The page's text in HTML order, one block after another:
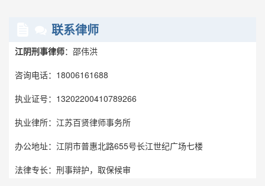
联系律师
江阴刑事律师：邵伟洪
咨询电话：18006161688
执业证号：13202200410789266
执业律所：江苏百贤律师事务所
办公地址：江阴市普惠北路655号长江世纪广场七楼
法律专长：刑事辩护，取保候审